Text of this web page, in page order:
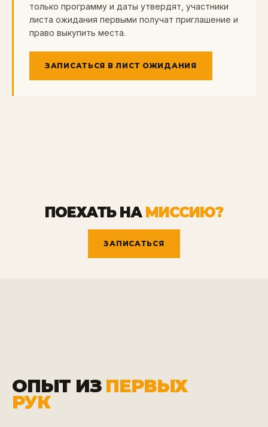
только программу и даты утвердят, участники
листа ожидания первыми получат приглашение и
право выкупить места.
ЗАПИСАТЬСЯ В ЛИСТ ОЖИДАНИЯ
ПОЕХАТЬ НА МИССИЮ?
ЗАПИСАТЬСЯ
ОПЫТ ИЗ ПЕРВЫХ
РУК